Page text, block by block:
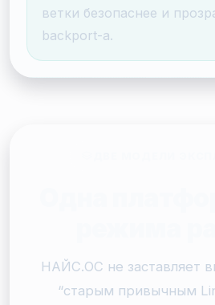
ветки безопаснее и
backport-а.
НАЙС.ОС не заставляет
“старым привычным